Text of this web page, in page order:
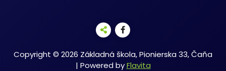
Copyright © 2026 Základná škola, Pionierska 33, Čaňa
| Powered byFlavita